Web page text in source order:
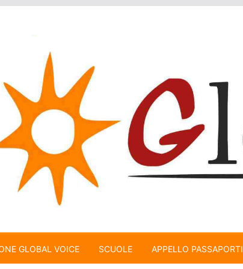
GLOBAL VOICE SCUOLE APPELLO PASSAPORTI